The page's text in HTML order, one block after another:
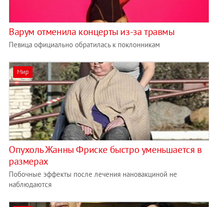
Варум отменила концерты из-за травмы
Певица официально обратилась к поклонникам
Мир
Опухоль Жанны Фриске быстро уменьшается в
размерах
Побочные эффекты после лечения нановакциной не
наблюдаются